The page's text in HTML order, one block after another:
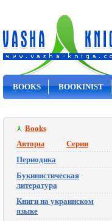
BOOKS BOOKINIST
Books
Авторы
Серии
Периодика
Букинистическая
литература
Книги на украинском
языке